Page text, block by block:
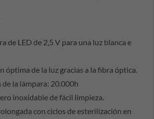
de LED de 2,5 V para una luz blanca e
óptima de la luz gracias a la fibra óptica.
la lámpara: 20.000h
inoxidable de fácil limpieza.
con ciclos de esterilización en